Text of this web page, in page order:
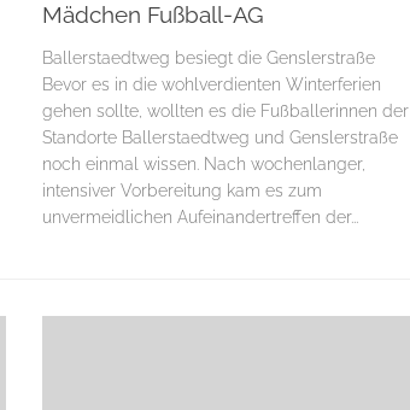
Mädchen Fußball-AG
Ballerstaedtweg besiegt die Genslerstraße
Bevor es in die wohlverdienten Winterferien
gehen sollte, wollten es die Fußballerinnen der
Standorte Ballerstaedtweg und Genslerstraße
noch einmal wissen. Nach wochenlanger,
intensiver Vorbereitung kam es zum
unvermeidlichen Aufeinandertreffen der...